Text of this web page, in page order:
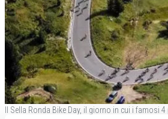
Il Sella Ronda Bike Day, il giorno in cui i famosi